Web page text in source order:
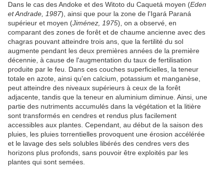
Dans le cas des Andoke et des Witoto du Caquetá moyen (Eden
et Andrade, 1987), ainsi que pour la zone de l'Igará Paraná
supérieur et moyen (Jiménez, 1975), on a observé, en
comparant des zones de forêt et de chaume ancienne avec des
chagras pouvant atteindre trois ans, que la fertilité du sol
augmente pendant les deux premières années de la première
décennie, à cause de l'augmentation du taux de fertilisation
produite par le feu. Dans ces couches superficielles, la teneur
totale en azote, ainsi qu'en calcium, potassium et manganèse,
peut atteindre des niveaux supérieurs à ceux de la forêt
adjacente, tandis que la teneur en aluminium diminue. Ainsi, une
partie des nutriments accumulés dans la végétation et la litière
sont transformés en cendres et rendus plus facilement
accessibles aux plantes. Cependant, au début de la saison des
pluies, les pluies torrentielles provoquent une érosion accélérée
et le lavage des sels solubles libérés des cendres vers des
horizons plus profonds, sans pouvoir être exploités par les
plantes qui sont semées.